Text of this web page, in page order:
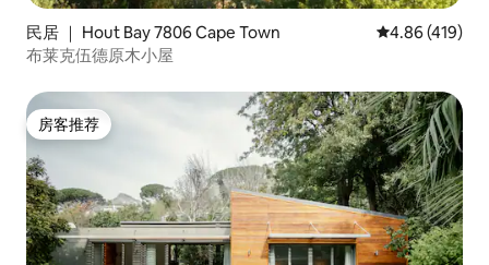
民居 ｜ Hout Bay 7806 Cape Town 平均评分 4.86
4.86 (419)
布莱克伍德原木小屋
房客推荐
房客推荐